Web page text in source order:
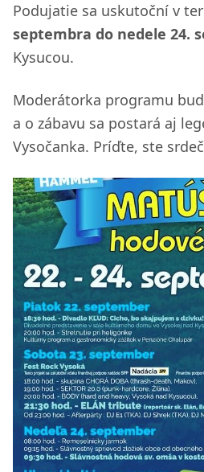
Podujatie sa uskutoční v
septembra do nedele 24.
Kysucou.
Moderátorka programu
a o zábavu sa postará aj
Vysočanka. Príďte, ste